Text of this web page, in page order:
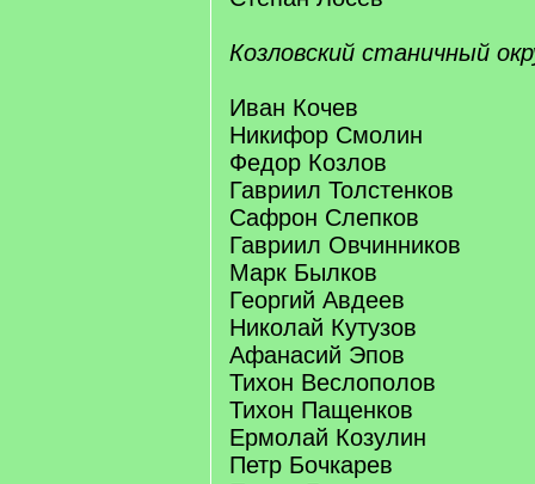
Козловский станичный
Иван Кочев
Никифор Смолин
Федор Козлов
Гавриил Толстенков
Сафрон Слепков
Гавриил Овчинников
Марк Былков
Георгий Авдеев
Николай Кутузов
Афанасий Эпов
Тихон Веслополов
Тихон Пащенков
Ермолай Козулин
Петр Бочкарев